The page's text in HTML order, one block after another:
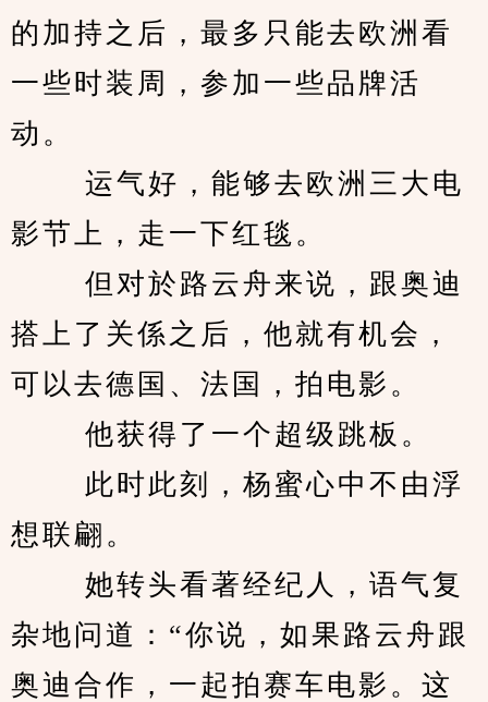
的加持之后，最多只能去欧洲看
一些时装周，参加一些品牌活
动。
运气好，能够去欧洲三大电
影节上，走一下红毯。
但对於路云舟来说，跟奥迪
搭上了关係之后，他就有机会，
可以去德国、法国，拍电影。
他获得了一个超级跳板。
此时此刻，杨蜜心中不由浮
想联翩。
她转头看著经纪人，语气复
杂地问道：“你说，如果路云舟跟
奥迪合作，一起拍赛车电影。这